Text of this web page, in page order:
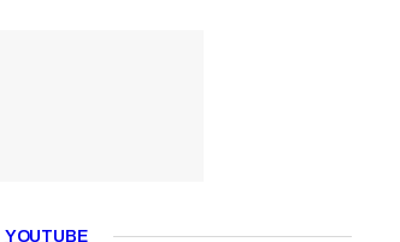
YOUTUBE